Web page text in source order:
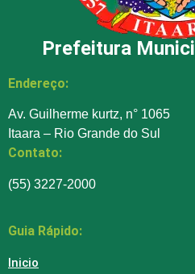
Prefeitura
Endereço:
Av. Guilherme kurtz, n° 1065
Itaara – Rio Grande do Sul
Contato:
(55) 3227-2000
Guia Rápido:
Inicio